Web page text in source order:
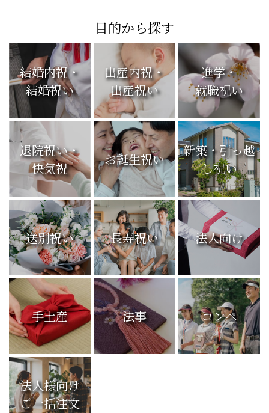
-目的から探す-
結婚内祝・
結婚祝い
出産内祝・
出産祝い
進学・
就職祝い
退院祝い・
快気祝
お誕生祝い
新築・引っ越
し祝い
送別祝い 長寿祝い 法人向け
手土産 法事 コンペ
法人様向け
ご一括注文